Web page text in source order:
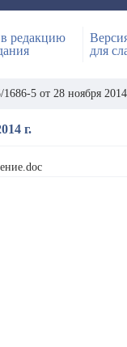
редакцию
для
5 от 28 ноября 2014
г.